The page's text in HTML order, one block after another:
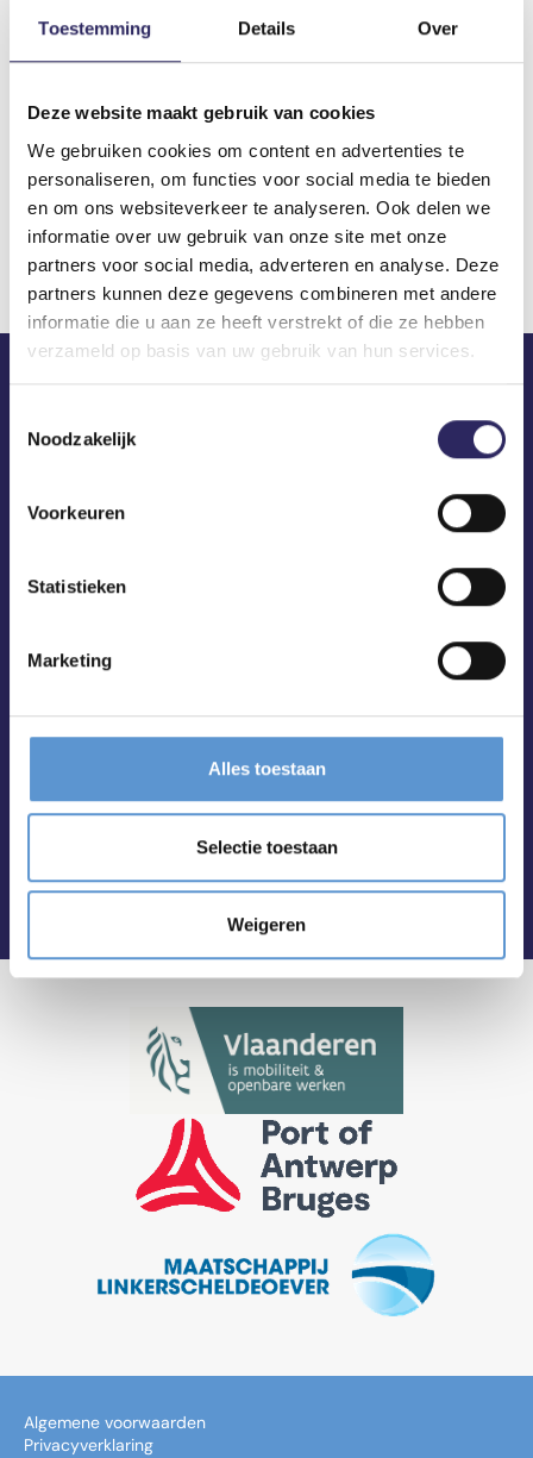
Toestemming Details Over
Deze website maakt gebruik van cookies
We gebruiken cookies om content en advertenties te
personaliseren, om functies voor social media te bieden
en om ons websiteverkeer te analyseren. Ook delen we
informatie over uw gebruik van onze site met onze
partners voor social media, adverteren en analyse. Deze
partners kunnen deze gegevens combineren met andere
informatie die u aan ze heeft verstrekt of die ze hebben
verzameld op basis van uw gebruik van hun services.
Noodzakelijk
Voorkeuren
Statistieken
Marketing
Alles toestaan
Selectie toestaan
Weigeren
voor het dorp Doel.
van het haventje van Doel, gerichte renovatie van een
aantal woningen,..) zijn momenteel wel al in uitvoering in
afwachting van de definitieve vaststelling van de
projectbesluiten.
Bekijk alle veelgestelde vragen
ECA in je mailbox?
Algemene voorwaarden
Privacyverklaring